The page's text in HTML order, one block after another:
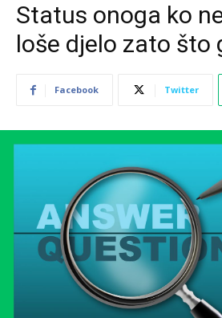
Status onoga ko
loše djelo zato što
Facebook Twitter